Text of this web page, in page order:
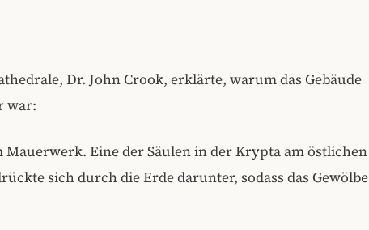
Dr. John Crook, erklärte, warum das Gebäude
war:
Mauerwerk. Eine der Säulen in der Krypta am östlichen
sich durch die Erde darunter, sodass das Gewölbe